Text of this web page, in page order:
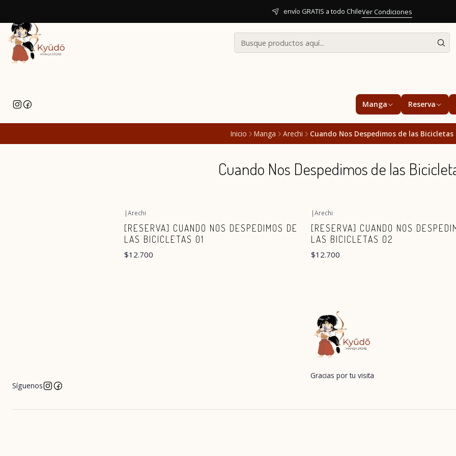
Manga Reserva
envío GRATIS a todo ChileVer Condiciones
Inicio Manga Arechi Cuando Nos Despedimos de las Bicicletas
Cuando Nos Despedimos de las
|Arechi
[RESERVA] CUANDO NOS DESPEDIMOS DE
LAS BICICLETAS 01
$12.700
|Arechi
[RESERVA] CUANDO NOS
LAS BICICLETAS 02
$12.700
Gracias por tu visita
Síguenos